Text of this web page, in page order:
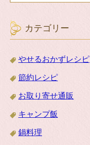
カテゴリー
やせるおかずレシピ
節約レシピ
お取り寄せ通販
キャンプ飯
鍋料理